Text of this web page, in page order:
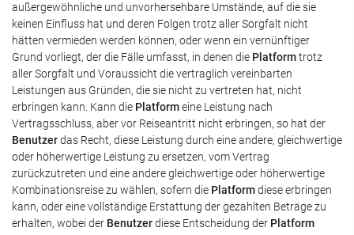
außergewöhnliche und unvorhersehbare Umstände, auf die sie
keinen Einfluss hat und deren Folgen trotz aller Sorgfalt nicht
hätten vermieden werden können, oder wenn ein vernünftiger
Grund vorliegt, der die Fälle umfasst, in denen die Platformtrotz
aller Sorgfalt und Voraussicht die vertraglich vereinbarten
Leistungen aus Gründen, die sie nicht zu vertreten hat, nicht
erbringen kann. Kann die Platformeine Leistung nach
Vertragsschluss, aber vor Reiseantritt nicht erbringen, so hat der
Benutzerdas Recht, diese Leistung durch eine andere, gleichwertige
oder höherwertige Leistung zu ersetzen, vom Vertrag
zurückzutreten und eine andere gleichwertige oder höherwertige
Kombinationsreise zu wählen, sofern die Platformdiese erbringen
kann, oder eine vollständige Erstattung der gezahlten Beträge zu
erhalten, wobei der Benutzerdiese Entscheidung der Platform